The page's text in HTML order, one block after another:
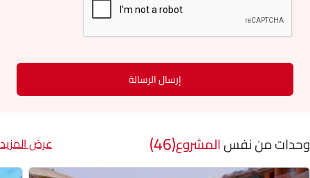
إرسال الرسالة
وحدات من نفسالمشروع(46) عرض المزيد